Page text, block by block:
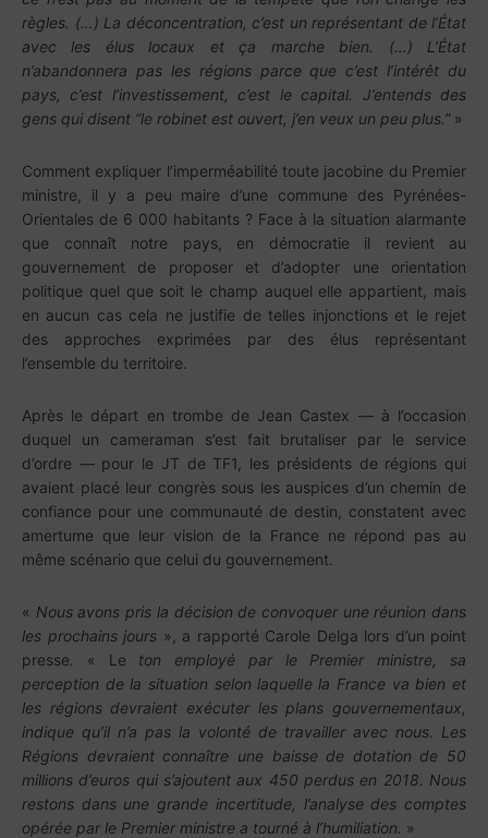
règles. (…) La déconcentration, c’est un représentant de l’État
avec les élus locaux et ça marche bien.
(…)
L’État
n’abandonnera pas les régions parce que c’est l’intérêt du
pays, c’est l’investissement, c’est le capital. J’entends des
gens qui disent “le robinet est ouvert, j’en veux un peu plus.” »
Comment expliquer l’imperméabilité toute jacobine du Premier
ministre, il y a peu maire d’une commune des Pyrénées-
Orientales de 6 000 habitants ? Face à la situation alarmante
que connaît notre pays, en démocratie il revient au
gouvernement de proposer et d’adopter une orientation
politique quel que soit le champ auquel elle appartient, mais
en aucun cas cela ne justifie de telles injonctions et le rejet
des approches exprimées par des élus représentant
l’ensemble du territoire.
Après le départ en trombe de Jean Castex — à l’occasion
duquel un cameraman s’est fait brutaliser par le service
d’ordre — pour le JT de TF1, les présidents de régions qui
avaient placé leur congrès sous les auspices d’un chemin de
confiance pour une communauté de destin, constatent avec
amertume que leur vision de la France ne répond pas au
même scénario que celui du gouvernement.
« Nous avons pris la décision de convoquer une réunion dans
les prochains jours », a rapporté Carole Delga lors d’un point
presse. « Le ton employé par le Premier ministre, sa
perception de la situation selon laquelle la France va bien et
les régions devraient exécuter les plans gouvernementaux,
indique qu’il n’a pas la volonté de travailler avec nous. Les
Régions devraient connaître une baisse de dotation de 50
millions d’euros qui s’ajoutent aux 450 perdus en 2018. Nous
restons dans une grande incertitude, l’analyse des comptes
opérée par le Premier ministre a tourné à l’humiliation. »